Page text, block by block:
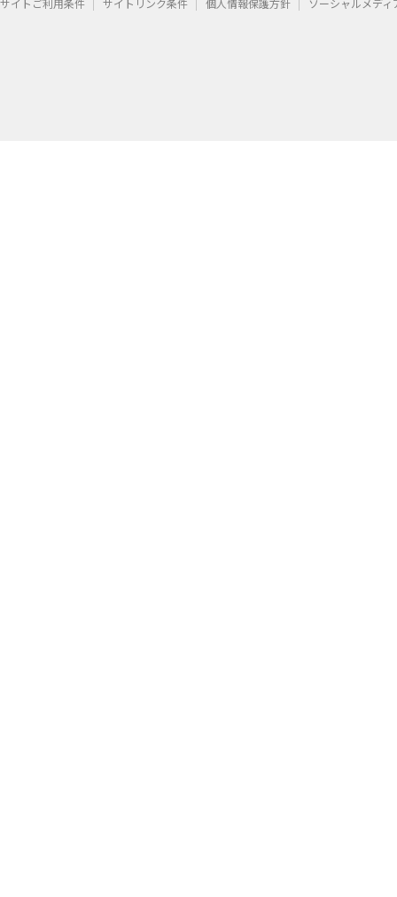
サイトご利用条件 サイトリンク条件 個人情報保護方針 ソーシャルメデ